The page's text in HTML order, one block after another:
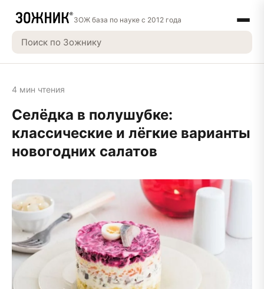
ЗОЖ база по науке с 2012 года
4 мин чтения
Селёдка в полушубке:
классические и лёгкие варианты
новогодних салатов